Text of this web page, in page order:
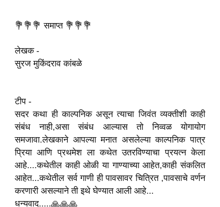
💐💐💐 समाप्त 💐💐💐
लेखक -
सुरज मुकिंदराव कांबळे
टीप -
सदर कथा ही काल्पनिक असून त्याचा जिवंत व्यक्तीशी काही
संबंध नाही,असा संबंध आल्यास तो निव्वळ योगायोग
समजावा.लेखकाने आपल्या मनात असलेल्या काल्पनिक पात्र
प्रिया आणि प्रथमेश ला कथेत उतरविण्याचा प्रयत्न केला
आहे....कथेतील काही ओळी या गाण्याच्या आहेत,काही संकलित
आहेत...कथेतील सर्व गाणी ही पावसावर चित्रित ,पावसाचे वर्णन
करणारी असल्याने ती इथे घेण्यात आली आहे...
धन्यवाद.....🙏🙏🙏